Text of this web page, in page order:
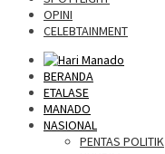
OPINI
CELEBTAINMENT
BERANDA
ETALASE
MANADO
NASIONAL
PENTAS POLITIK